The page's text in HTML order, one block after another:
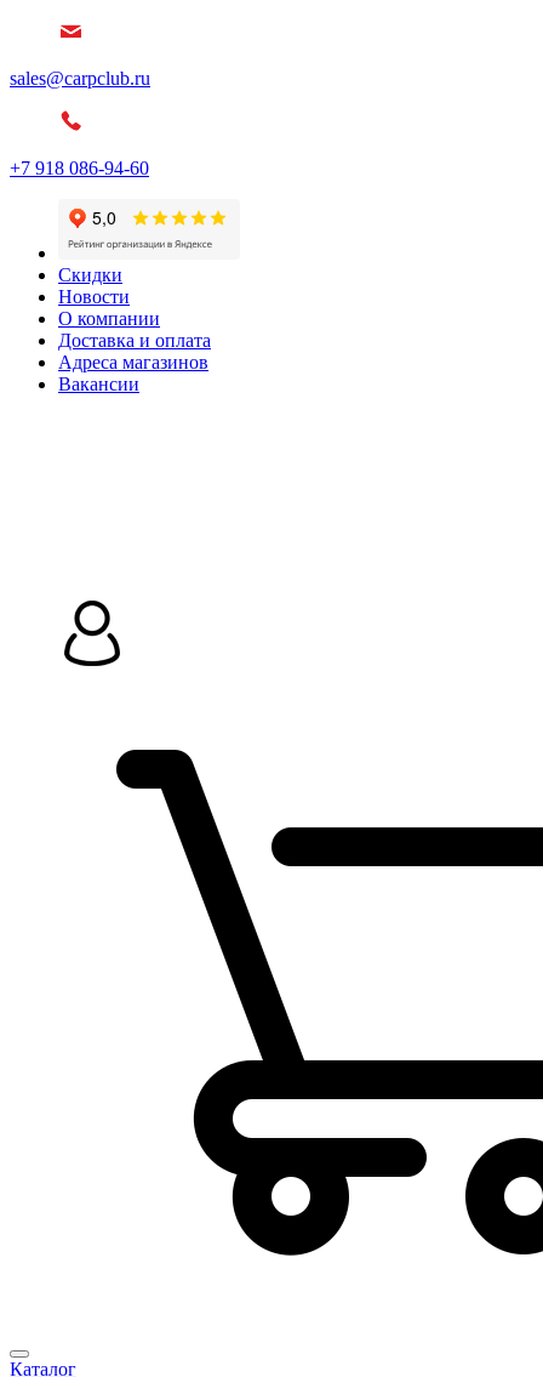
sales@carpclub.ru
+7 918 086-94-60
Скидки
Новости
О компании
Доставка и оплата
Адреса магазинов
Вакансии
Каталог